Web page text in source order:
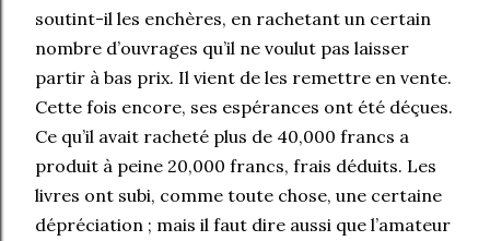
soutint-il les enchères, en rachetant un certain
nombre d’ouvrages qu’il ne voulut pas laisser
partir à bas prix. Il vient de les remettre en vente.
Cette fois encore, ses espérances ont été déçues.
Ce qu’il avait racheté plus de 40,000 francs a
produit à peine 20,000 francs, frais déduits. Les
livres ont subi, comme toute chose, une certaine
dépréciation ; mais il faut dire aussi que l’amateur